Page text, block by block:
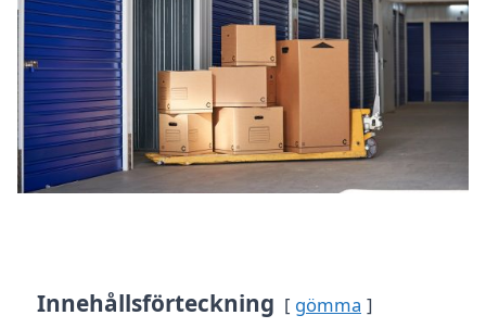
Innehållsförteckning gömma